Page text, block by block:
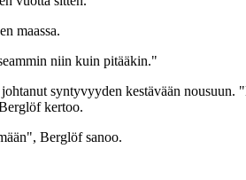
maassa.
niin kuin pitääkin."
syntyvyyden kestävään nousuun.
kertoo.
Berglöf sanoo.